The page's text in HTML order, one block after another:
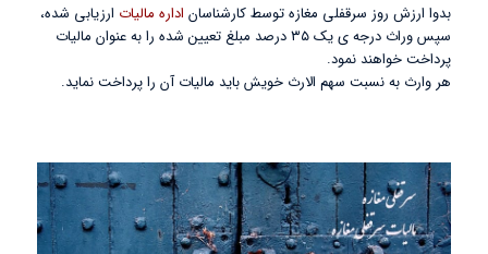
بدوا ارزش روز سرقفلی مغازه توسط کارشناسان اداره مالیات ارزیابی شده،
سپس وراث درجه ی یک ۳۵ درصد مبلغ تعیین شده را به عنوان مالیات
پرداخت خواهند نمود.
هر وارث به نسبت سهم الارث خویش باید مالیات آن را پرداخت نماید.